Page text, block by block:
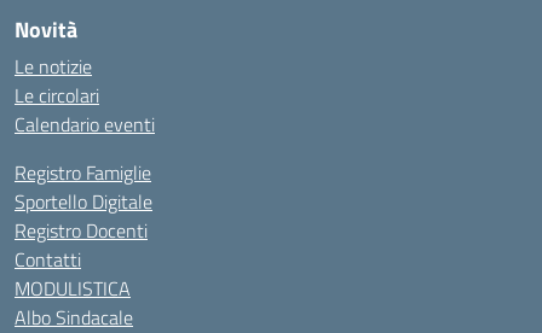
Novità
Le notizie
Le circolari
Calendario eventi
Registro Famiglie
Sportello Digitale
Registro Docenti
Contatti
MODULISTICA
Albo Sindacale